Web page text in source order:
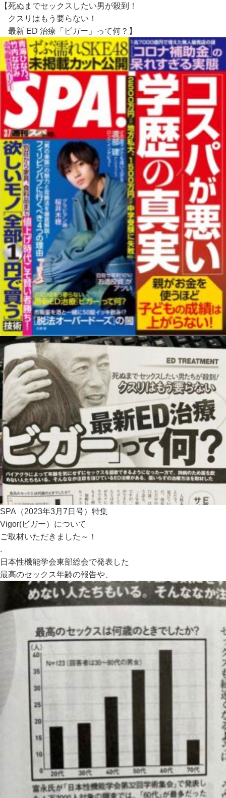
【死ぬまでセックスしたい男が殺到！
クスリはもう要らない！
最新 ED 治療「ビガー」って何？】
SPA（2023年3月7日号）特集
Vigor(ビガー）について
ご取材いただきました～！
.
日本性機能学会東部総会で発表した
最高のセックス年齢の報告や、